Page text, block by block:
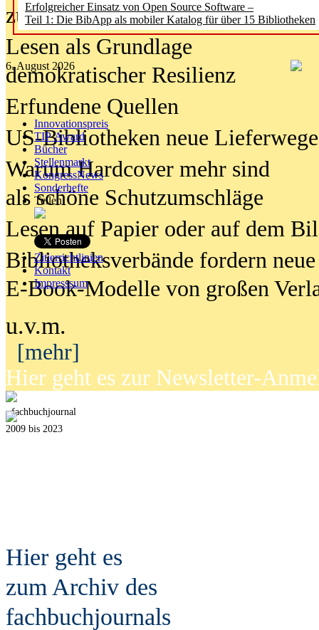
Erfolgreicher Einsatz von Open Source Software –
Teil 1: Die BibApp als mobiler Katalog für über 15 Bibliotheken
6. August 2026
Innovationspreis
TIP Award
Bücher
Stellenmarkt
KongressNews
Sonderhefte
Teilen
Zitierrichtlinien
Kontakt
Impresssum
zu kurz greift
Lesen als Grundlage
demokratischer Resilienz
Erfundene Quellen
US-Bibliotheken neue Lieferwege
Warum Hardcover mehr sind
als schöne Schutzumschläge
Lesen auf Papier oder auf dem
Bibliotheksverbände fordern neue
E-Book-Modelle von großen
u.v.m.
[mehr]
Hier geht es zur Newsletter-
fachbuchjournal
2009 bis 2023
Hier geht es
zum Archiv des
fachbuchjournals